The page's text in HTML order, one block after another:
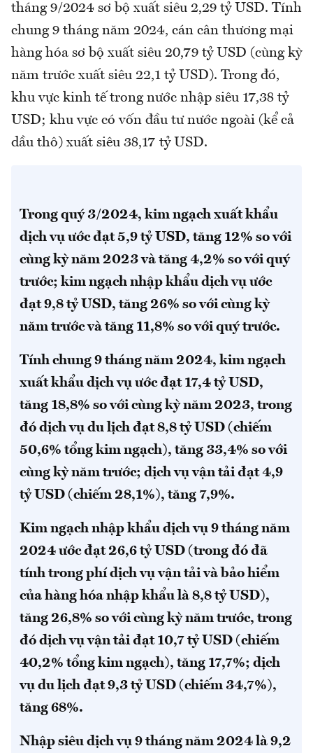
tháng 9/2024 sơ bộ xuất siêu 2,29 tỷ USD. Tính
chung 9 tháng năm 2024, cán cân thương mại
hàng hóa sơ bộ xuất siêu 20,79 tỷ USD (cùng kỳ
năm trước xuất siêu 22,1 tỷ USD). Trong đó,
khu vực kinh tế trong nước nhập siêu 17,38 tỷ
USD; khu vực có vốn đầu tư nước ngoài (kể cả
dầu thô) xuất siêu 38,17 tỷ USD.
Trong quý 3/2024, kim ngạch xuất khẩu
dịch vụ ước đạt 5,9 tỷ USD, tăng 12% so với
cùng kỳ năm 2023 và tăng 4,2% so với quý
trước; kim ngạch nhập khẩu dịch vụ ước
đạt 9,8 tỷ USD, tăng 26% so với cùng kỳ
năm trước và tăng 11,8% so với quý trước.
Tính chung 9 tháng năm 2024, kim ngạch
xuất khẩu dịch vụ ước đạt 17,4 tỷ USD,
tăng 18,8% so với cùng kỳ năm 2023, trong
đó dịch vụ du lịch đạt 8,8 tỷ USD (chiếm
50,6% tổng kim ngạch), tăng 33,4% so với
cùng kỳ năm trước; dịch vụ vận tải đạt 4,9
tỷ USD (chiếm 28,1%), tăng 7,9%.
Kim ngạch nhập khẩu dịch vụ 9 tháng năm
2024 ước đạt 26,6 tỷ USD (trong đó đã
tính trong phí dịch vụ vận tải và bảo hiểm
của hàng hóa nhập khẩu là 8,8 tỷ USD),
tăng 26,8% so với cùng kỳ năm trước, trong
đó dịch vụ vận tải đạt 10,7 tỷ USD (chiếm
40,2% tổng kim ngạch), tăng 17,7%; dịch
vụ du lịch đạt 9,3 tỷ USD (chiếm 34,7%),
tăng 68%.
Nhập siêu dịch vụ 9 tháng năm 2024 là 9,2